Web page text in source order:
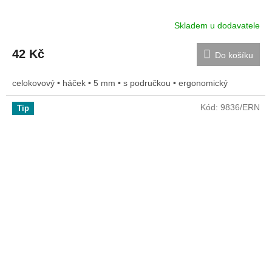
Skladem u dodavatele
42 Kč Do košíku
celokovový • háček • 5 mm • s područkou • ergonomický
Tip Kód: 9836/ERN